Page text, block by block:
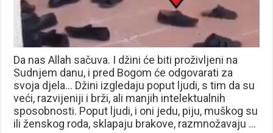
Da nas Allah sačuva. I džini će biti proživljeni na
Sudnjem danu, i pred Bogom će odgovarati za
svoja djela… Džini izgledaju poput ljudi, s tim da su
veći, razvijeniji i brži, ali manjih intelektualnih
sposobnosti. Poput ljudi, i oni jedu, piju, muškog su
ili ženskog roda, sklapaju brakove, razmnožavaju …